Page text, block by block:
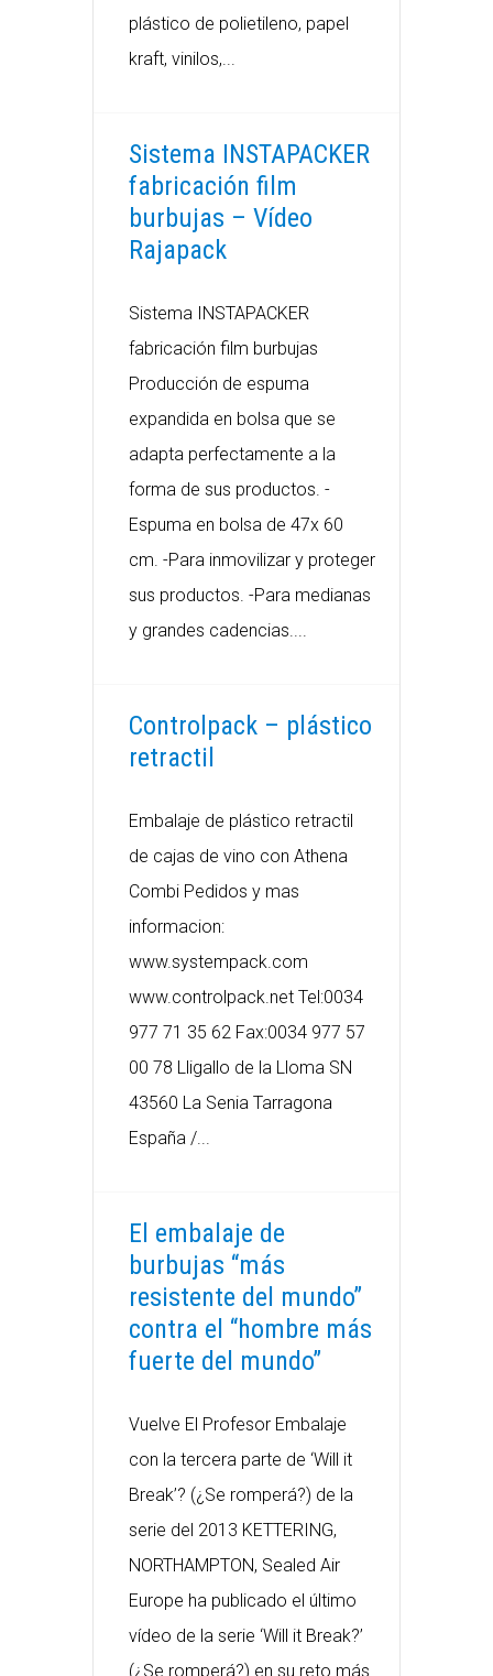
plástico de polietileno, papel
kraft, vinilos,...
Sistema INSTAPACKER
fabricación film
burbujas – Vídeo
Rajapack
Sistema INSTAPACKER
fabricación film burbujas
Producción de espuma
expandida en bolsa que se
adapta perfectamente a la
forma de sus productos. -
Espuma en bolsa de 47x 60
cm. -Para inmovilizar y proteger
sus productos. -Para medianas
y grandes cadencias....
Controlpack – plástico
retractil
Embalaje de plástico retractil
de cajas de vino con Athena
Combi Pedidos y mas
informacion:
www.systempack.com
www.controlpack.net Tel:0034
977 71 35 62 Fax:0034 977 57
00 78 Lligallo de la Lloma SN
43560 La Senia Tarragona
España /...
El embalaje de
burbujas “más
resistente del mundo”
contra el “hombre más
fuerte del mundo”
Vuelve El Profesor Embalaje
con la tercera parte de ‘Will it
Break’? (¿Se romperá?) de la
serie del 2013 KETTERING,
NORTHAMPTON, Sealed Air
Europe ha publicado el último
vídeo de la serie ‘Will it Break?’
(¿Se romperá?) en su reto más